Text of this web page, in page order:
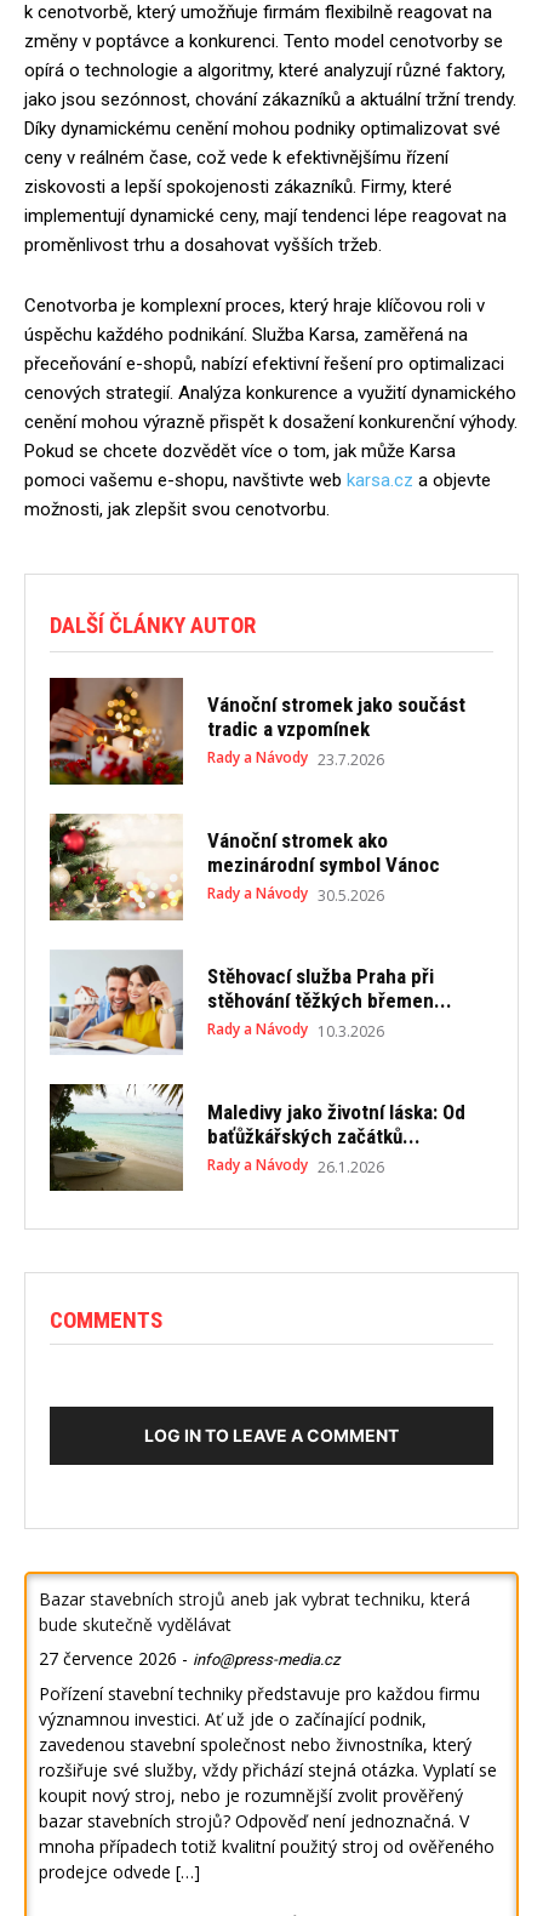
k cenotvorbě, který umožňuje firmám flexibilně reagovat na
změny v poptávce a konkurenci. Tento model cenotvorby se
opírá o technologie a algoritmy, které analyzují různé faktory,
jako jsou sezónnost, chování zákazníků a aktuální tržní trendy.
Díky dynamickému cenění mohou podniky optimalizovat své
ceny v reálném čase, což vede k efektivnějšímu řízení
ziskovosti a lepší spokojenosti zákazníků. Firmy, které
implementují dynamické ceny, mají tendenci lépe reagovat na
proměnlivost trhu a dosahovat vyšších tržeb.
Cenotvorba je komplexní proces, který hraje klíčovou roli v
úspěchu každého podnikání. Služba Karsa, zaměřená na
přeceňování e-shopů, nabízí efektivní řešení pro optimalizaci
cenových strategií. Analýza konkurence a využití dynamického
cenění mohou výrazně přispět k dosažení konkurenční výhody.
Pokud se chcete dozvědět více o tom, jak může Karsa
pomoci vašemu e-shopu, navštivte web karsa.cz a objevte
možnosti, jak zlepšit svou cenotvorbu.
DALŠÍ ČLÁNKY AUTOR
Vánoční stromek jako součást
tradic a vzpomínek
Rady a Návody 23.7.2026
Vánoční stromek ako
mezinárodní symbol Vánoc
Rady a Návody 30.5.2026
Stěhovací služba Praha při
stěhování těžkých břemen...
Rady a Návody 10.3.2026
Maledivy jako životní láska: Od
baťůžkářských začátků...
Rady a Návody 26.1.2026
COMMENTS
LOG IN TO LEAVE A COMMENT
Bazar stavebních strojů aneb jak vybrat techniku, která
bude skutečně vydělávat
27 července 2026 - info@press-media.cz
Pořízení stavební techniky představuje pro každou firmu
významnou investici. Ať už jde o začínající podnik,
zavedenou stavební společnost nebo živnostníka, který
rozšiřuje své služby, vždy přichází stejná otázka. Vyplatí se
koupit nový stroj, nebo je rozumnější zvolit prověřený
bazar stavebních strojů? Odpověď není jednoznačná. V
mnoha případech totiž kvalitní použitý stroj od ověřeného
prodejce odvede […]